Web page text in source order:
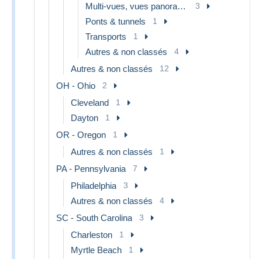
Multi-vues, vues panoramiques 3
Ponts & tunnels 1
Transports 1
Autres & non classés 4
Autres & non classés 12
OH - Ohio 2
Cleveland 1
Dayton 1
OR - Oregon 1
Autres & non classés 1
PA - Pennsylvania 7
Philadelphia 3
Autres & non classés 4
SC - South Carolina 3
Charleston 1
Myrtle Beach 1